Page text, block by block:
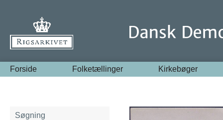
Forside Folketællinger Kirkebøger
Søgning